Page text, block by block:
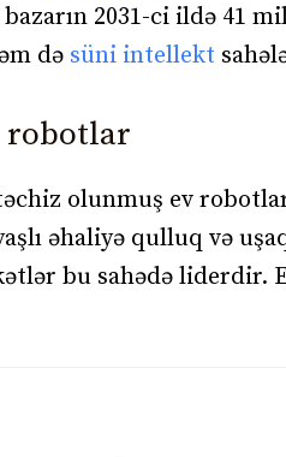
2031-ci ildə 41
də süni intellekt
robotlar
olunmuş ev
əhaliyə qulluq və
bu sahədə liderdir.